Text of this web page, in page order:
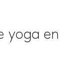
yoga en